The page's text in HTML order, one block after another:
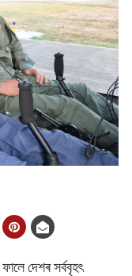
ফালে দেশৰ সৰ্ববৃহৎ